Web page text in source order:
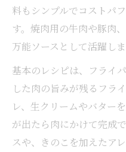
料もシンプルでコストパ
す。焼肉用の牛肉や豚肉
万能ソースとして活躍しま
基本のレシピは、フライ
した肉の旨みが残るフラ
レ、生クリームやバター
が出たら肉にかけて完成
スや、きのこを加えたア